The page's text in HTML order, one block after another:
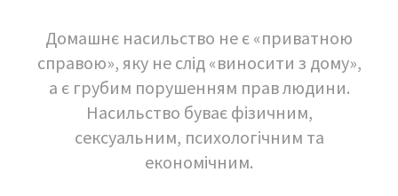
Домашнє насильство не є «приватною
справою», яку не слід «виносити з дому»,
а є грубим порушенням прав людини.
Насильство буває фізичним,
сексуальним, психологічним та
економічним.